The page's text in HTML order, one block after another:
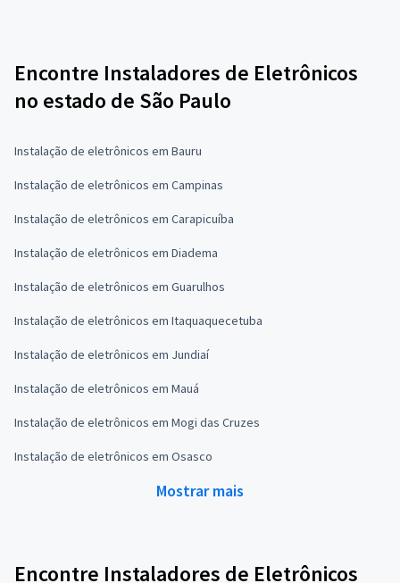
Encontre Instaladores de Eletrônicos
no estado de São Paulo
Instalação de eletrônicos em Bauru
Instalação de eletrônicos em Campinas
Instalação de eletrônicos em Carapicuíba
Instalação de eletrônicos em Diadema
Instalação de eletrônicos em Guarulhos
Instalação de eletrônicos em Itaquaquecetuba
Instalação de eletrônicos em Jundiaí
Instalação de eletrônicos em Mauá
Instalação de eletrônicos em Mogi das Cruzes
Instalação de eletrônicos em Osasco
Mostrar mais
Encontre Instaladores de Eletrônicos